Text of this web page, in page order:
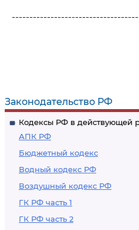
Законодательство РФ
Кодексы РФ в действующей
АПК РФ
Бюджетный кодекс
Водный кодекс РФ
Воздушный кодекс РФ
ГК РФ часть 1
ГК РФ часть 2